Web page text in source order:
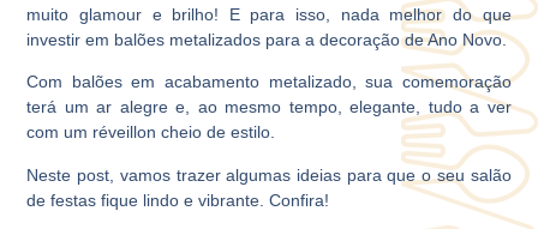
muito glamour e brilho! E para isso, nada melhor do que
investir em balões metalizados para a decoração de Ano Novo.
Com balões em acabamento metalizado, sua comemoração
terá um ar alegre e, ao mesmo tempo, elegante, tudo a ver
com um réveillon cheio de estilo.
Neste post, vamos trazer algumas ideias para que o seu salão
de festas fique lindo e vibrante. Confira!